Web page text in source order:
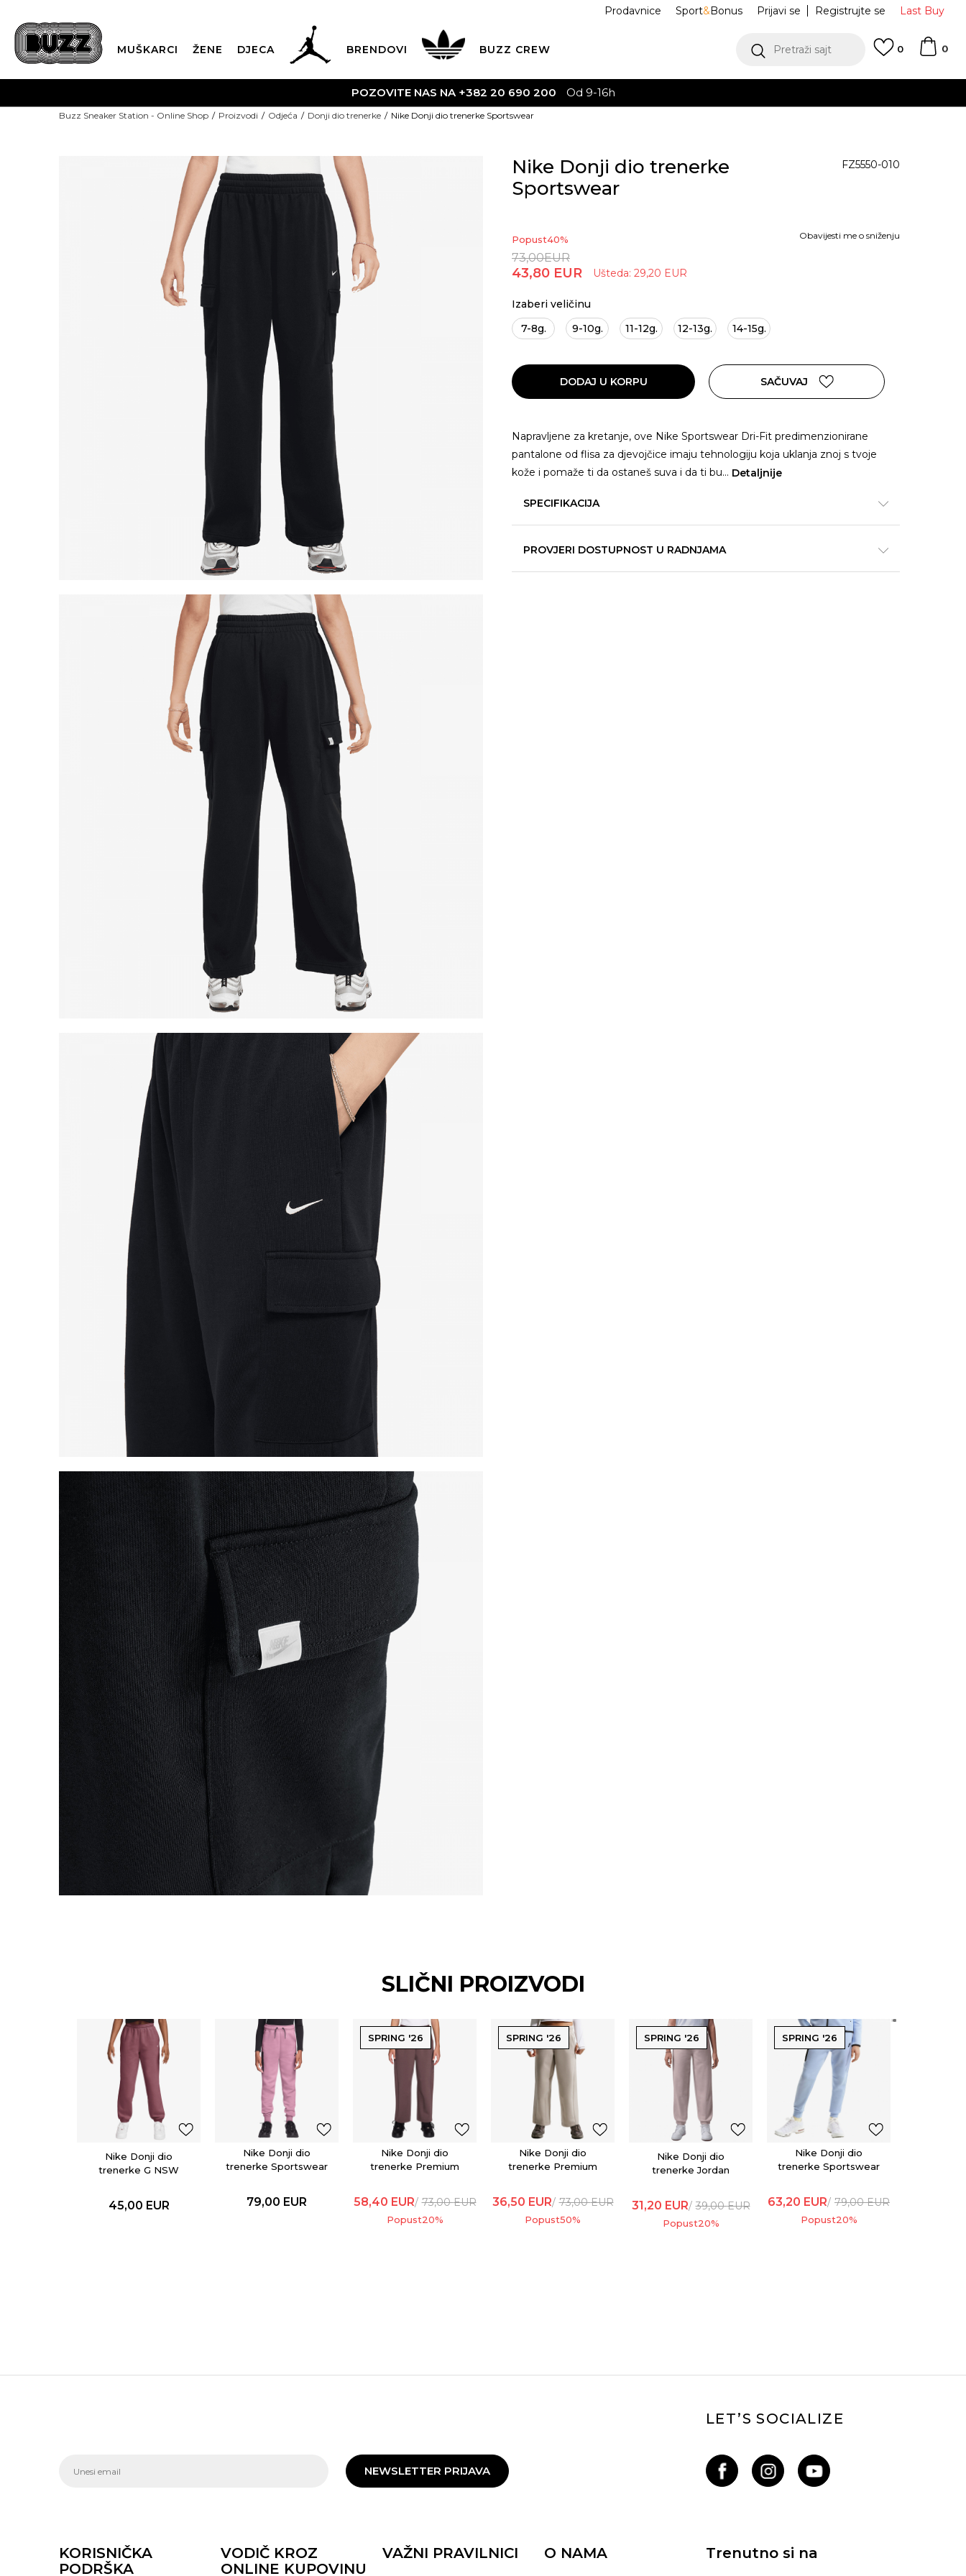
Last Buy
Prijavi se Registrujte se
Prodavnice Sport&Bonus
MUŠKARCI ŽENE DJECA BRENDOVI BUZZ CREW Pretraži sajt 0
0
POZOVITE NAS NA +382 20 690 200 Od 9-16h
Buzz Sneaker Station - Online Shop Proizvodi Odjeća Donji dio trenerke Nike Donji dio trenerke Sportswear
Nike Donji dio trenerke
Sportswear
FZ5550-010
Popust40%
73,00EUR
43,80 EUR Ušteda: 29,20 EUR
Obavijesti me o sniženju
Izaberi veličinu
7-8g.
9-10g. 11-12g. 12-13g. 14-15g.
DODAJ U KORPU SAČUVAJ
Napravljene za kretanje, ove Nike Sportswear Dri-Fit predimenzionirane
pantalone od flisa za djevojčice imaju tehnologiju koja uklanja znoj s tvoje
kože i pomaže ti da ostaneš suva i da ti bu... Detaljnije
SPECIFIKACIJA
PROVJERI DOSTUPNOST U RADNJAMA
SLIČNI PROIZVODI
Nike Donji dio
trenerke G NSW
45,00 EUR
Nike Donji dio
trenerke Sportswear
79,00 EUR
SPRING '26
Nike Donji dio
trenerke Premium
58,40 EUR 73,00EUR
Popust20%
SPRING '26
Nike Donji dio
trenerke Premium
36,50 EUR 73,00EUR
Popust50%
SPRING '26
Nike Donji dio
trenerke Jordan
31,20 EUR 39,00EUR
Popust20%
SPRING '26
Nike Donji dio
trenerke Sportswear
63,20 EUR 79,00EUR
Popust20%
NEWSLETTER PRIJAVA
LET’S SOCIALIZE
KORISNIČKA
PODRŠKA
VODIČ KROZ
ONLINE KUPOVINU
VAŽNI PRAVILNICI O NAMA Trenutno si na